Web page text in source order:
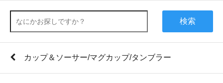
検索
カップ＆ソーサー/マグカップ/タンブラー